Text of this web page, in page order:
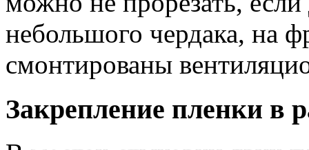
небольшого чердака, на
смонтированы
Закрепление пленки в